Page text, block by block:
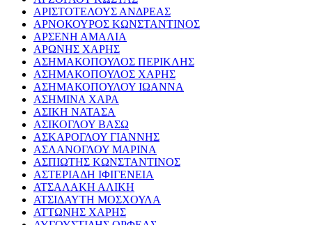
ΑΡΙΣΤΟΤΕΛΟΥΣ ΑΝΔΡΕΑΣ
ΑΡΝΟΚΟΥΡΟΣ ΚΩΝΣΤΑΝΤΙΝΟΣ
ΑΡΣΕΝΗ ΑΜΑΛΙΑ
ΑΡΩΝΗΣ ΧΑΡΗΣ
ΑΣΗΜΑΚΟΠΟΥΛΟΣ ΠΕΡΙΚΛΗΣ
ΑΣΗΜΑΚΟΠΟΥΛΟΣ ΧΑΡΗΣ
ΑΣΗΜΑΚΟΠΟΥΛΟΥ ΙΩΑΝΝΑ
ΑΣΗΜΙΝΑ ΧΑΡΑ
ΑΣΙΚΗ ΝΑΤΑΣΑ
ΑΣΙΚΟΓΛΟΥ ΒΑΣΩ
ΑΣΚΑΡΟΓΛΟΥ ΓΙΑΝΝΗΣ
ΑΣΛΑΝΟΓΛΟΥ ΜΑΡΙΝΑ
ΑΣΠΙΩΤΗΣ ΚΩΝΣΤΑΝΤΙΝΟΣ
ΑΣΤΕΡΙΑΔΗ ΙΦΙΓΕΝΕΙΑ
ΑΤΣΑΛΑΚΗ ΑΛΙΚΗ
ΑΤΣΙΔΑΥΤΗ ΜΟΣΧΟΥΛΑ
ΑΤΤΩΝΗΣ ΧΑΡΗΣ